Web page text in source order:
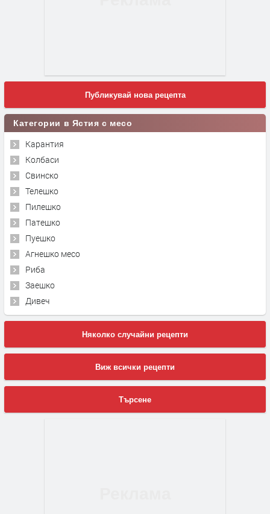
Публикувай нова рецепта
Категории в Ястия с месо
Карантия
Колбаси
Свинско
Телешко
Пилешко
Патешко
Пуешко
Агнешко месо
Риба
Заешко
Дивеч
Няколко случайни рецепти
Виж всички рецепти
Търсене